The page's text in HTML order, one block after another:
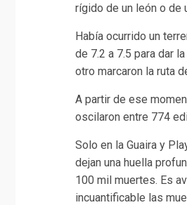
rígido de un león o de
Había ocurrido un
de 7.2 a 7.5 para dar
otro marcaron la ruta
A partir de ese
oscilaron entre 774
Solo en la Guaira y
dejan una huella
100 mil muertes. Es
incuantificable las